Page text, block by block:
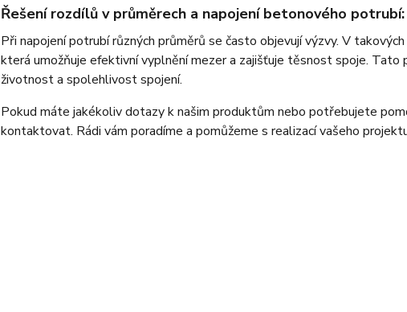
Řešení rozdílů v průměrech a napojení betonového potrubí:
Při napojení potrubí různých průměrů se často objevují výzvy. V
která umožňuje efektivní vyplnění mezer a zajišťuje těsnost spoje. Tato
životnost a spolehlivost spojení.
Pokud máte jakékoliv dotazy k našim produktům nebo potřebujete
kontaktovat. Rádi vám poradíme a pomůžeme s realizací vašeho